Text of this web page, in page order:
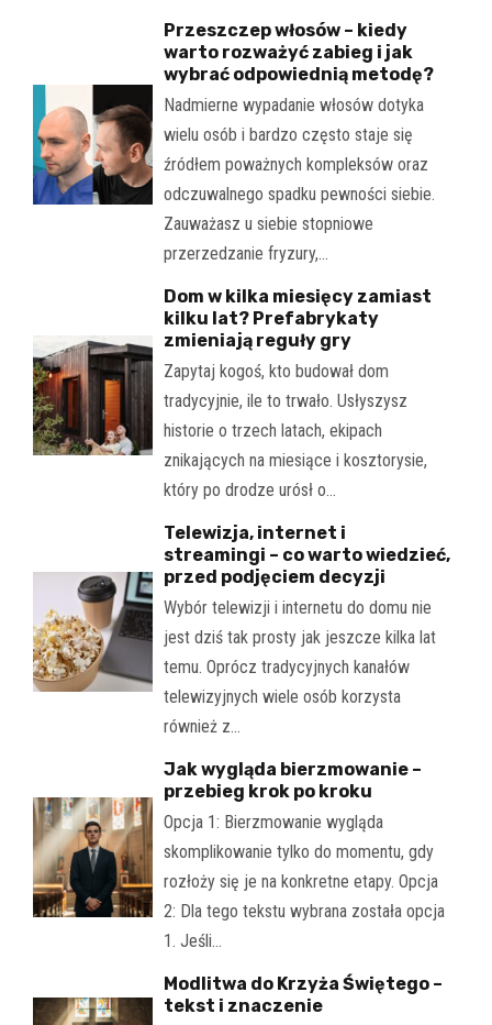
Przeszczep włosów – kiedy
warto rozważyć zabieg i jak
wybrać odpowiednią metodę?
Nadmierne wypadanie włosów dotyka
wielu osób i bardzo często staje się
źródłem poważnych kompleksów oraz
odczuwalnego spadku pewności siebie.
Zauważasz u siebie stopniowe
przerzedzanie fryzury,…
Dom w kilka miesięcy zamiast
kilku lat? Prefabrykaty
zmieniają reguły gry
Zapytaj kogoś, kto budował dom
tradycyjnie, ile to trwało. Usłyszysz
historie o trzech latach, ekipach
znikających na miesiące i kosztorysie,
który po drodze urósł o…
Telewizja, internet i
streamingi – co warto wiedzieć,
przed podjęciem decyzji
Wybór telewizji i internetu do domu nie
jest dziś tak prosty jak jeszcze kilka lat
temu. Oprócz tradycyjnych kanałów
telewizyjnych wiele osób korzysta
również z…
Jak wygląda bierzmowanie –
przebieg krok po kroku
Opcja 1: Bierzmowanie wygląda
skomplikowanie tylko do momentu, gdy
rozłoży się je na konkretne etapy. Opcja
2: Dla tego tekstu wybrana została opcja
1. Jeśli…
Modlitwa do Krzyża Świętego –
tekst i znaczenie